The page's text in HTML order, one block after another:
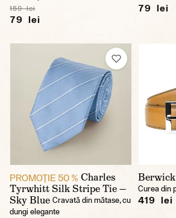
159 lei
79 lei
79 lei
PROMOŢIE 50 % Charles
Tyrwhitt Silk Stripe Tie —
Sky Blue Cravată din mătase, cu
dungi elegante
Curea din
419 lei